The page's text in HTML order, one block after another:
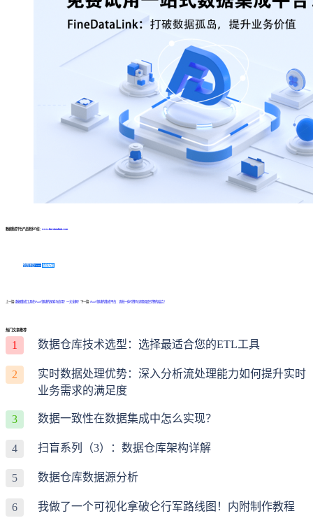
数据集成平台产品更多介绍： www.finedatalink.com
免费体验Demo 咨询方案
上一篇: 数据集成工具在iPaaS领域的探索与应用！一文全解！ 下一篇: iPaaS领域的集成平台：流批一体引擎与流程调度引擎的结合！
热门文章推荐
1 数据仓库技术选型：选择最适合您的ETL工具
2
实时数据处理优势：深入分析流处理能力如何提升实时
业务需求的满足度
3 数据一致性在数据集成中怎么实现？
4 扫盲系列（3）：数据仓库架构详解
5 数据仓库数据源分析
6 我做了一个可视化拿破仑行军路线图！内附制作教程